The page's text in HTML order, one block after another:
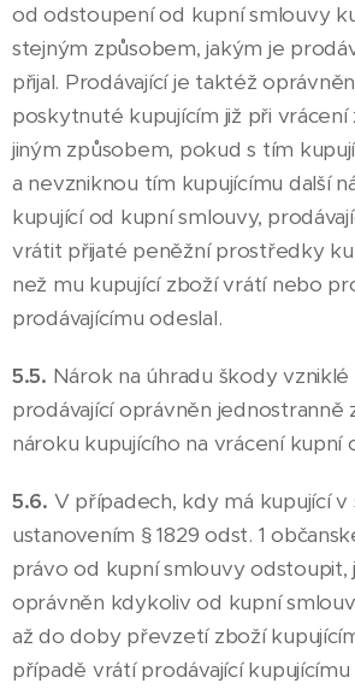
od odstoupení od kupní smlouvy
stejným způsobem, jakým je
přijal. Prodávající je taktéž
poskytnuté kupujícím již při vrácení
jiným způsobem, pokud s tím
a nevzniknou tím kupujícímu další
kupující od kupní smlouvy,
vrátit přijaté peněžní prostředky
než mu kupující zboží vrátí nebo
prodávajícímu odeslal.
5.5. Nárok na úhradu škody vzniklé
prodávající oprávněn jednostranně
nároku kupujícího na vrácení kupní
5.6. V případech, kdy má kupující v
ustanovením § 1829 odst. 1
právo od kupní smlouvy odstoupit,
oprávněn kdykoliv od kupní
až do doby převzetí zboží
případě vrátí prodávající